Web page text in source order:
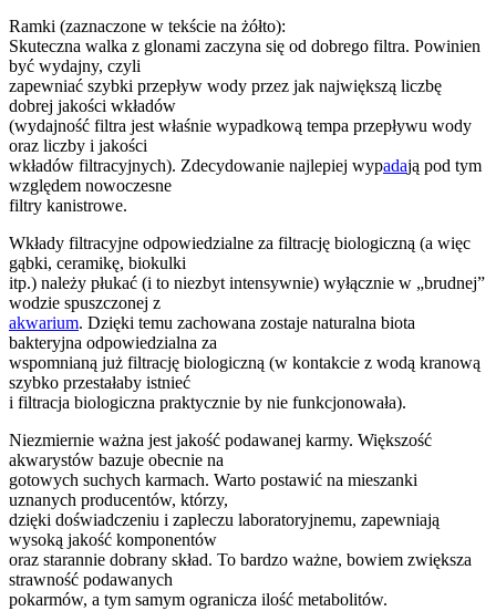
Ramki (zaznaczone w tekście na żółto):
Skuteczna walka z glonami zaczyna się od dobrego filtra. Powinien
być wydajny, czyli
zapewniać szybki przepływ wody przez jak największą liczbę
dobrej jakości wkładów
(wydajność filtra jest właśnie wypadkową tempa przepływu wody
oraz liczby i jakości
wkładów filtracyjnych). Zdecydowanie najlepiej wypadają pod tym
względem nowoczesne
filtry kanistrowe.
Wkłady filtracyjne odpowiedzialne za filtrację biologiczną (a więc
gąbki, ceramikę, biokulki
itp.) należy płukać (i to niezbyt intensywnie) wyłącznie w „brudnej”
wodzie spuszczonej z
akwarium. Dzięki temu zachowana zostaje naturalna biota
bakteryjna odpowiedzialna za
wspomnianą już filtrację biologiczną (w kontakcie z wodą kranową
szybko przestałaby istnieć
i filtracja biologiczna praktycznie by nie funkcjonowała).
Niezmiernie ważna jest jakość podawanej karmy. Większość
akwarystów bazuje obecnie na
gotowych suchych karmach. Warto postawić na mieszanki
uznanych producentów, którzy,
dzięki doświadczeniu i zapleczu laboratoryjnemu, zapewniają
wysoką jakość komponentów
oraz starannie dobrany skład. To bardzo ważne, bowiem zwiększa
strawność podawanych
pokarmów, a tym samym ogranicza ilość metabolitów.